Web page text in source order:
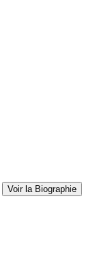
Voir la Biographie